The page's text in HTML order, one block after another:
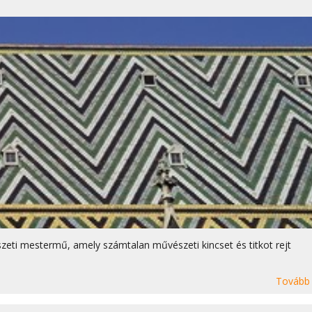
mestermű, amely számtalan művészeti kincset és titkot rejt
Tovább